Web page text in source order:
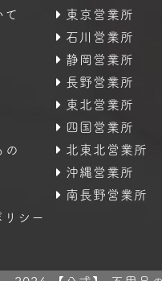
て
の
リシー
東京営業所
石川営業所
静岡営業所
長野営業所
東北営業所
四国営業所
北東北営業所
沖縄営業所
南長野営業所